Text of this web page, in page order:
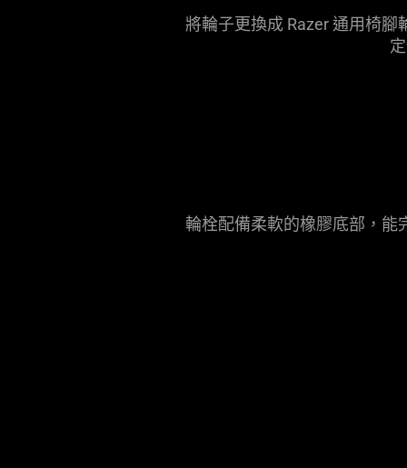
將輪子更換成 Razer 通用椅
輪栓配備柔軟的橡膠底部，能